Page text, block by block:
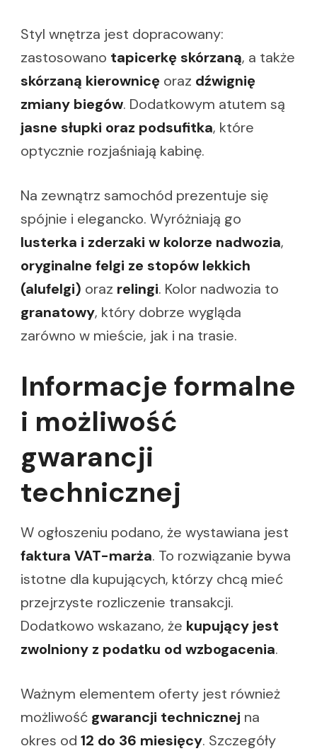
Styl wnętrza jest dopracowany:
zastosowano tapicerkę skórzaną, a także
skórzaną kierownicę oraz dźwignię
zmiany biegów. Dodatkowym atutem są
jasne słupki oraz podsufitka, które
optycznie rozjaśniają kabinę.
Na zewnątrz samochód prezentuje się
spójnie i elegancko. Wyróżniają go
lusterka i zderzaki w kolorze nadwozia,
oryginalne felgi ze stopów lekkich
(alufelgi) oraz relingi. Kolor nadwozia to
granatowy, który dobrze wygląda
zarówno w mieście, jak i na trasie.
Informacje formalne
i możliwość
gwarancji
technicznej
W ogłoszeniu podano, że wystawiana jest
faktura VAT-marża. To rozwiązanie bywa
istotne dla kupujących, którzy chcą mieć
przejrzyste rozliczenie transakcji.
Dodatkowo wskazano, że kupujący jest
zwolniony z podatku od wzbogacenia.
Ważnym elementem oferty jest również
możliwość gwarancji technicznej na
okres od 12 do 36 miesięcy. Szczegóły